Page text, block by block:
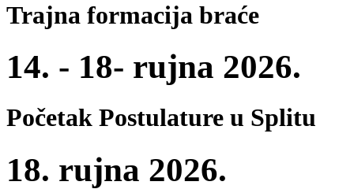
Trajna formacija braće
14. - 18- rujna 2026.
Početak Postulature u Splitu
18. rujna 2026.